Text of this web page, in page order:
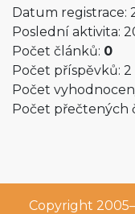
Datum registrace:
Poslední aktivita:
Počet článků: 0
Počet příspěvků: 2
Počet
Počet přečtených
Copyright